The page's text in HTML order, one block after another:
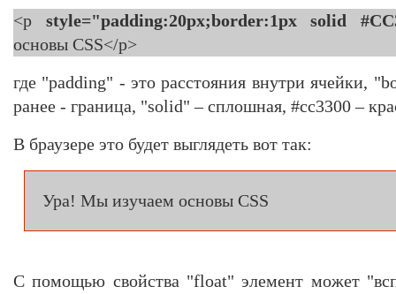
<p style="padding:20px;border:1px solid
основы CSS</p>
где "padding" - это расстояния внутри ячейки,
ранее - граница, "solid" – сплошная, #cc3300 –
В браузере это будет выглядеть вот так:
Ура! Мы изучаем основы CSS
С помощью свойства "float" элемент может